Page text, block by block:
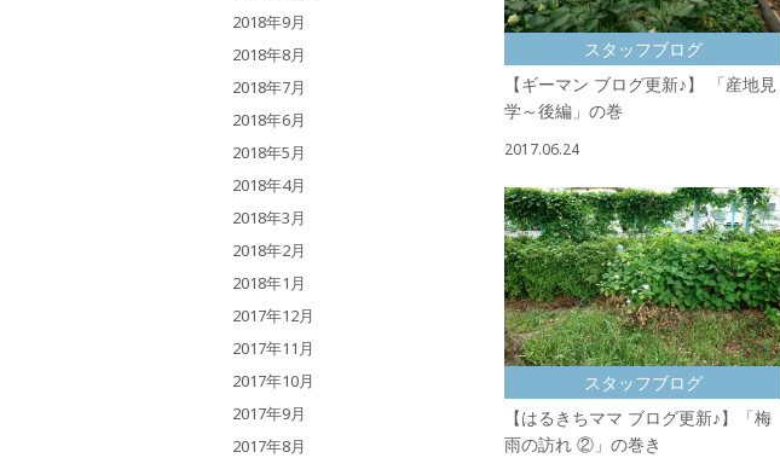
2018年9月
2018年8月
2018年7月
2018年6月
2018年5月
2018年4月
2018年3月
2018年2月
2018年1月
2017年12月
2017年11月
2017年10月
2017年9月
2017年8月
スタッフブログ
【ギーマン ブログ更新♪】 「産地見
学～後編」の巻
2017.06.24
スタッフブログ
【はるきちママ ブログ更新♪】「梅
雨の訪れ ②」の巻き